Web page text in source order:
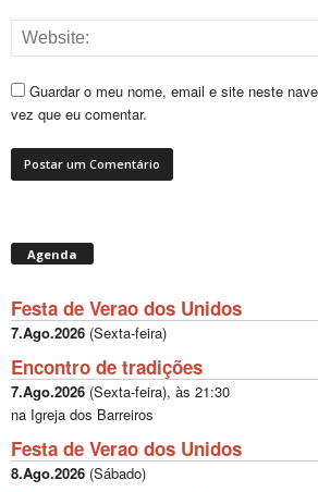
Guardar o meu nome, email e site neste
vez que eu comentar.
Agenda
Festa de Verao dos Unidos
7.Ago.2026 (Sexta-feira)
Encontro de tradições
7.Ago.2026 (Sexta-feira), às 21:30
na Igreja dos Barreiros
Festa de Verao dos Unidos
8.Ago.2026 (Sábado)